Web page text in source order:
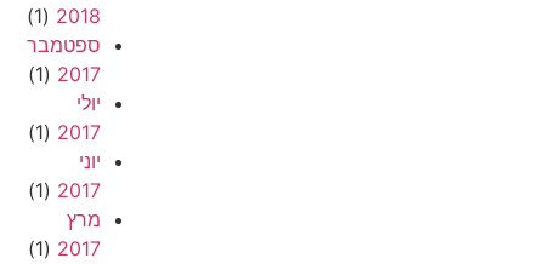
2018
(1)
ספטמבר
2017
(1)
יולי
2017
(1)
יוני
2017
(1)
מרץ
2017
(1)